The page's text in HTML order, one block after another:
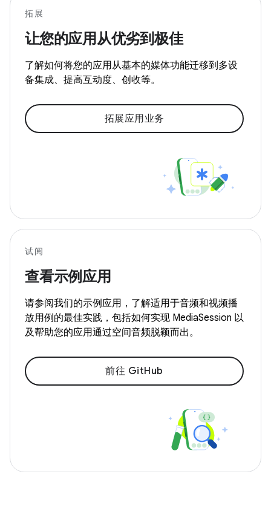
拓展
让您的应用从优劣到极佳
了解如何将您的应用从基本的媒体功能迁移到多设
备集成、提高互动度、创收等。
拓展应用业务
试阅
查看示例应用
请参阅我们的示例应用，了解适用于音频和视频播
放用例的最佳实践，包括如何实现 MediaSession 以
及帮助您的应用通过空间音频脱颖而出。
前往 GitHub